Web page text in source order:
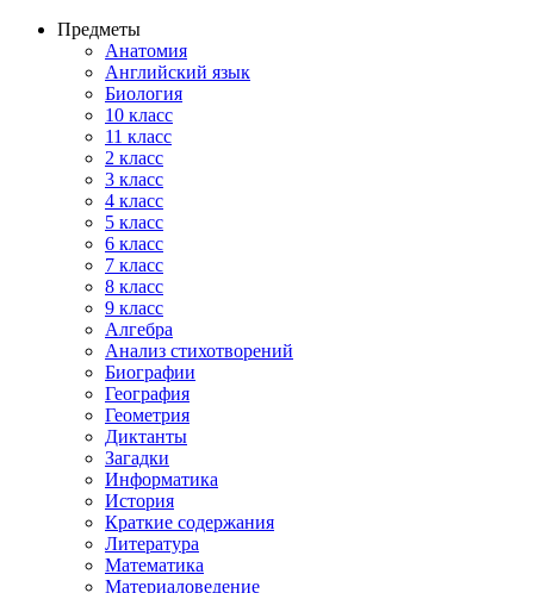
Предметы
Анатомия
Английский язык
Биология
10 класс
11 класс
2 класс
3 класс
4 класс
5 класс
6 класс
7 класс
8 класс
9 класс
Алгебра
Анализ стихотворений
Биографии
География
Геометрия
Диктанты
Загадки
Информатика
История
Краткие содержания
Литература
Математика
Материаловедение